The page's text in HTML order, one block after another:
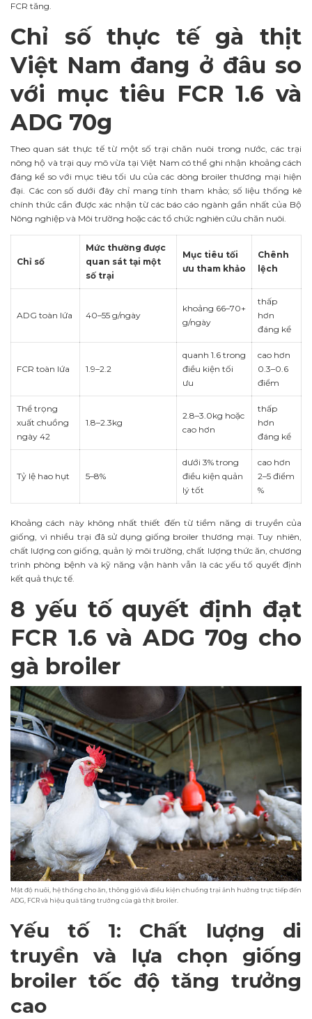
FCR tăng.
Chỉ số thực tế gà thịt
Việt Nam đang ở đâu so
với mục tiêu FCR 1.6 và
ADG 70g
Theo quan sát thực tế từ một số trại chăn nuôi trong nước, các trại
nông hộ và trại quy mô vừa tại Việt Nam có thể ghi nhận khoảng cách
đáng kể so với mục tiêu tối ưu của các dòng broiler thương mại hiện
đại. Các con số dưới đây chỉ mang tính tham khảo; số liệu thống kê
chính thức cần được xác nhận từ các báo cáo ngành gần nhất của Bộ
Nông nghiệp và Môi trường hoặc các tổ chức nghiên cứu chăn nuôi.
Chỉ số
Mức thường được
quan sát tại một
số trại
Mục tiêu tối
ưu tham khảo
Chênh
lệch
ADG toàn lứa 40–55 g/ngày
khoảng 66–70+
g/ngày
thấp
hơn
đáng kể
FCR toàn lứa 1.9–2.2
quanh 1.6 trong
điều kiện tối
ưu
cao hơn
0.3–0.6
điểm
Thể trọng
xuất chuồng
ngày 42
1.8–2.3kg
2.8–3.0kg hoặc
cao hơn
thấp
hơn
đáng kể
Tỷ lệ hao hụt 5–8%
dưới 3% trong
điều kiện quản
lý tốt
cao hơn
2–5 điểm
%
Khoảng cách này không nhất thiết đến từ tiềm năng di truyền của
giống, vì nhiều trại đã sử dụng giống broiler thương mại. Tuy nhiên,
chất lượng con giống, quản lý môi trường, chất lượng thức ăn, chương
trình phòng bệnh và kỹ năng vận hành vẫn là các yếu tố quyết định
kết quả thực tế.
8 yếu tố quyết định đạt
FCR 1.6 và ADG 70g cho
gà broiler
Mật độ nuôi, hệ thống cho ăn, thông gió và điều kiện chuồng trại ảnh hưởng trực tiếp đến
ADG, FCR và hiệu quả tăng trưởng của gà thịt broiler.
Yếu tố 1: Chất lượng di
truyền và lựa chọn giống
broiler tốc độ tăng trưởng
cao